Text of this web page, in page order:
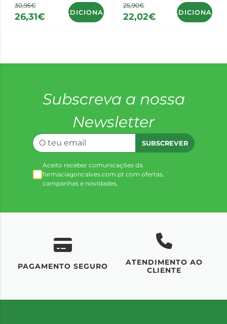
30,95€
26,31€ ADICIONAR
25,90€
22,02€ ADICIONAR
Subscreva a nossa
Newsletter
SUBSCREVER
Aceito receber comunicações da
farmaciagoncalves.com.pt com ofertas,
campanhas e novidades.
PAGAMENTO SEGURO
ATENDIMENTO AO
CLIENTE